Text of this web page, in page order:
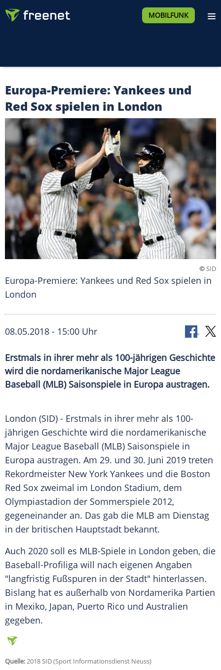
MOBILFUNK
Europa-Premiere: Yankees und
Red Sox spielen in London
©SID
Europa-Premiere: Yankees und Red Sox spielen in
London
08.05.2018 - 15:00 Uhr
Erstmals in ihrer mehr als 100-jährigen Geschichte
wird die nordamerikanische Major League
Baseball (MLB) Saisonspiele in Europa austragen.
London (SID) - Erstmals in ihrer mehr als 100-
jährigen Geschichte wird die nordamerikanische
Major League Baseball (MLB) Saisonspiele in
Europa austragen. Am 29. und 30. Juni 2019 treten
Rekordmeister New York Yankees und die Boston
Red Sox zweimal im London Stadium, dem
Olympiastadion der Sommerspiele 2012,
gegeneinander an. Das gab die MLB am Dienstag
in der britischen Hauptstadt bekannt.
Auch 2020 soll es MLB-Spiele in London geben, die
Baseball-Profiliga will nach eigenen Angaben
"langfristig Fußspuren in der Stadt" hinterlassen.
Bislang hat es außerhalb von Nordamerika Partien
in Mexiko, Japan, Puerto Rico und Australien
gegeben.
Quelle:2018 SID (Sport Informationsdienst Neuss)